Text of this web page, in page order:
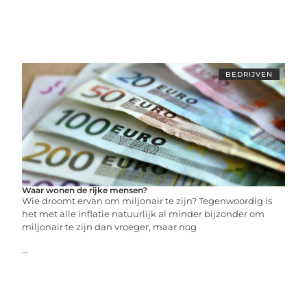
BEDRIJVEN
Waar wonen de rijke mensen?
Wie droomt ervan om miljonair te zijn? Tegenwoordig is
het met alle inflatie natuurlijk al minder bijzonder om
miljonair te zijn dan vroeger, maar nog
...